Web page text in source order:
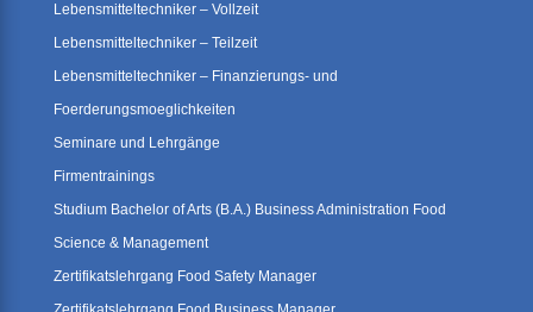
Lebensmitteltechniker – Vollzeit
Lebensmitteltechniker – Teilzeit
Lebensmitteltechniker – Finanzierungs- und
Foerderungsmoeglichkeiten
Seminare und Lehrgänge
Firmentrainings
Studium Bachelor of Arts (B.A.) Business Administration Food
Science & Management
Zertifikatslehrgang Food Safety Manager